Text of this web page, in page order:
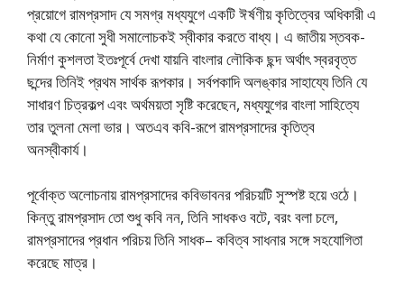
প্রয়োগে রামপ্রসাদ যে সমগ্র মধ্যযুগে একটি ঈর্ষণীয় কৃতিত্বের অধিকারী এ
কথা যে কোনো সুধী সমালোচকই স্বীকার করতে বাধ্য। এ জাতীয় স্তবক-
নির্মাণ কুশলতা ইতঃপূর্বে দেখা যায়নি বাংলার লৌকিক ছন্দ অর্থাৎ স্বরবৃত্ত
ছন্দের তিনিই প্রথম‌ সার্থক রূপকার। সর্বপকাদি অলঙ্কার সাহায্যে তিনি যে
সাধারণ চিত্রকল্প এবং অর্থময়তা সৃষ্টি করেছেন, মধ্যযুগের বাংলা সাহিত্যে
তার তুলনা মেলা ভার। অতএব কবি-রূপে রামপ্রসাদের কৃতিত্ব
অনস্বীকার্য।
পূর্বোক্ত অলোচনায় রামপ্রসাদের কবিভাবনর পরিচয়টি সুস্পষ্ট হয়ে ওঠে।
কিন্তু রামপ্রসাদ তো শুধু কবি নন, তিনি সাধকও বটে, বরং বলা চলে,
রামপ্রসাদের প্রধান পরিচয় তিনি সাধক– কবিত্ব সাধনার সঙ্গে সহযোগিতা
করেছে মাত্র।